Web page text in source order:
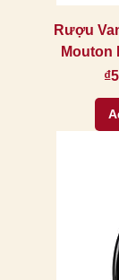
Rượu
Mouton